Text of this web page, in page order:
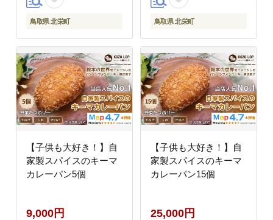
鳥取県 北栄町 鳥取県 北栄町
【子供も大好き！】自
家製スパイスのキーマ
カレーパン5個
9,000円
【子供も大好き！】自
家製スパイスのキーマ
カレーパン15個
25,000円